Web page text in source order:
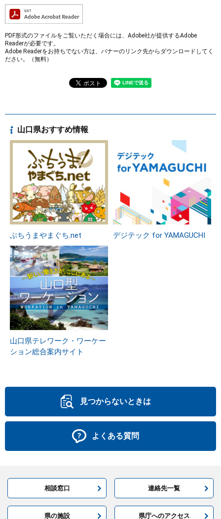
PDF形式のファイルをご覧いただく場合には、Adobe社が提供するAdobe
Readerが必要です。
Adobe Readerをお持ちでない方は、バナーのリンク先からダウンロードしてく
ださい。（無料）
山口県おすすめ情報
ぶちうまやまぐち.net デジテック for YAMAGUCHI
山口県テレワーク・ワーケー
ション総合案内サイト
見つからないときは
よくある質問
相談窓口 連絡先一覧
県の施設 県庁へのアクセス